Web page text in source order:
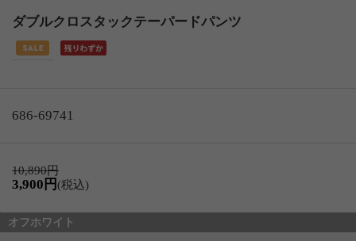
ダブルクロスタックテーパードパンツ
686-69741
10,890円
3,900円(税込)
オフホワイト